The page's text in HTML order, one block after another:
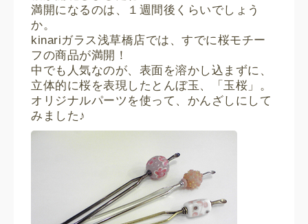
満開になるのは、１週間後くらいでしょう
か。
kinariガラス浅草橋店では、すでに桜モチー
フの商品が満開！
中でも人気なのが、表面を溶かし込まずに、
立体的に桜を表現したとんぼ玉、「玉桜」。
オリジナルパーツを使って、かんざしにして
みました♪